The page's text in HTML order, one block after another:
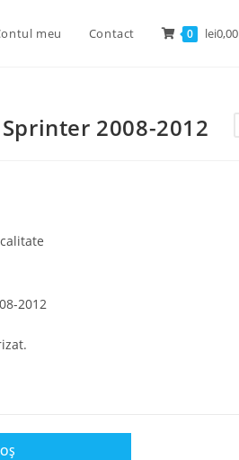
meu Contact 0 lei0,00
2008-2012
2012